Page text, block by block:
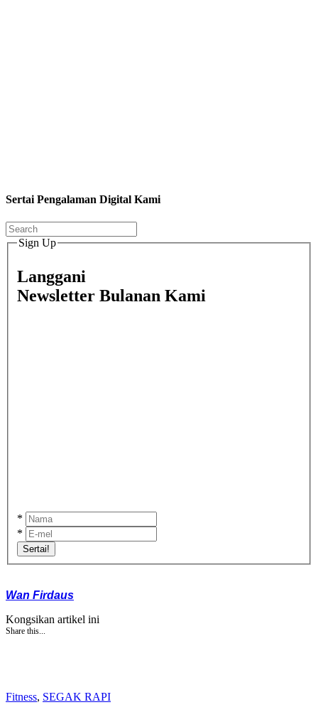
Sertai Pengalaman Digital Kami
Sign Up
Langgani
Newsletter Bulanan Kami
*
*
Sertai!
Wan Firdaus
Kongsikan artikel ini
Share this...
Fitness, SEGAK RAPI